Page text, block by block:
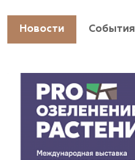
Новости События